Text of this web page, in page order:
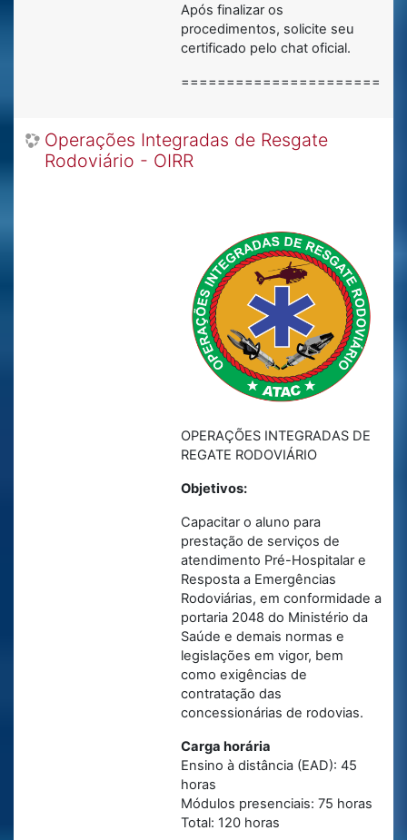
Após finalizar os
procedimentos, solicite seu
certificado pelo chat oficial.
Operações Integradas de Resgate
Rodoviário - OIRR
OPERAÇÕES INTEGRADAS DE
REGATE RODOVIÁRIO
Objetivos:
Capacitar o aluno para
prestação de serviços de
atendimento Pré-Hospitalar e
Resposta a Emergências
Rodoviárias, em conformidade a
portaria 2048 do Ministério da
Saúde e demais normas e
legislações em vigor, bem
como exigências de
contratação das
concessionárias de rodovias.
Carga horária
Ensino à distância (EAD): 45
horas
Módulos presenciais: 75 horas
Total: 120 horas